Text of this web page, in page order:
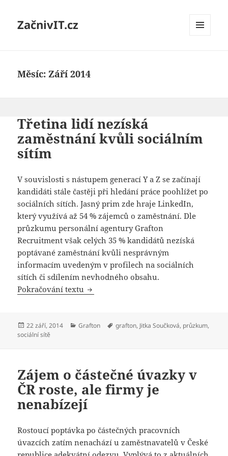
ZačnivIT.cz
Měsíc:Září 2014
Třetina lidí nezíská
zaměstnání kvůli sociálním
sítím
V souvislosti s nástupem generací Y a Z se začínají
kandidáti stále častěji při hledání práce poohlížet po
sociálních sítích. Jasný prim zde hraje LinkedIn,
který využívá až 54 % zájemců o zaměstnání. Dle
průzkumu personální agentury Grafton
Recruitment však celých 35 % kandidátů nezíská
poptávané zaměstnání kvůli nesprávným
informacím uvedeným v profilech na sociálních
sítích či sdílením nevhodného obsahu.
Pokračování textu Třetina lidí nezíská zaměstnání kvůli
Publikováno:
22 září, 2014 Rubriky:
Grafton Štítky:
grafton, Jitka Součková, průzkum,
sociální sítě
Zájem o částečné úvazky v
ČR roste, ale firmy je
nenabízejí
Rostoucí poptávka po částečných pracovních
úvazcích zatím nenachází u zaměstnavatelů v České